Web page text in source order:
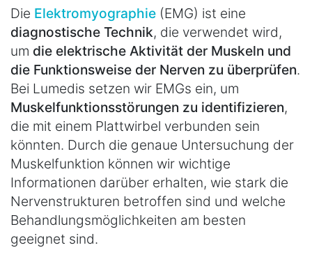
Die Elektromyographie (EMG) ist eine
diagnostische Technik, die verwendet wird,
um die elektrische Aktivität der Muskeln und
die Funktionsweise der Nerven zu überprüfen.
Bei Lumedis setzen wir EMGs ein, um
Muskelfunktionsstörungen zu identifizieren,
die mit einem Plattwirbel verbunden sein
könnten. Durch die genaue Untersuchung der
Muskelfunktion können wir wichtige
Informationen darüber erhalten, wie stark die
Nervenstrukturen betroffen sind und welche
Behandlungsmöglichkeiten am besten
geeignet sind.